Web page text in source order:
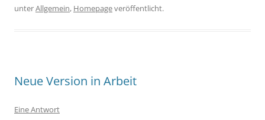
unterAllgemein, Homepageveröffentlicht.
Neue Version in Arbeit
Eine Antwort